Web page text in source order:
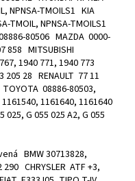
NPNSA-TMOILS1 KIA
TMOIL, NPNSA-TMOILS1
80506 MAZDA 0000-
858 MITSUBISHI
1940 771, 1940 773
205 28 RENAULT 77 11
08886-80503,
1161640, 1161640
025, G 055 025 A2, G 055
BMW 30713828,
CHRYSLER ATF +3,